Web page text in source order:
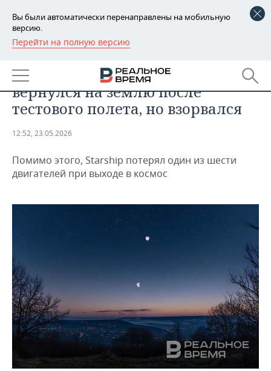
Вы были автоматически перенаправлены на мобильную
версию.
Перейти на полную версию
РЕГИОНЫ
БАШКОРТОСТАН
ТАТАРСТАН
НОВОСТИ
АНАЛИТИКА
ДЕКЛАРАЦИИ О ДОХОДАХ
КОРОЛИ ГОСЗАКАЗА ПФО
ВУЗЫ ТАТАРСТАНА
КОМУ ПРИНАДЛЕЖАТ
ТАТАРСТАНА
НОВОСТИ ЭКОНОМИКИ
ФИНАНСЫ
БАНКИ
ИНВЕСТИЦИИ
ПРОМЫШЛЕННОСТЬ
НОВОСТИ
НЕФТЕХИМИЯ
НЕФТЬ
ОПК
ЭНЕРГЕТИКА
НЕДВИЖИМОСТЬ
НОВОСТИ НЕДВИЖИМОСТИ
АВТО
НОВОСТИ БИЗНЕСА
РОЗНИЧНАЯ ТОРГОВЛЯ
ТРАНСПОРТ
ТЕХНОЛОГИИ
НОВОСТИ ТЕХНОЛОГИЙ
IT
МЕРОПРИЯТИЯ
НОВОСТИ МЕРОПРИЯТИЙ
ВЫЕЗДНАЯ РЕДАКЦИЯ
СПОРТ
НОВОСТИ СПОРТА
ОБЩЕСТВО
Космический корабль Starship
вернулся на землю после
тестового полета, но взорвался
12:52, 23.05.2026
Помимо этого, Starship потерял один из шести
двигателей при выходе в космос